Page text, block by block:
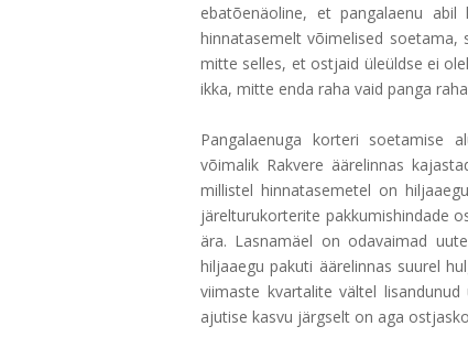
ebatõenäoline, et pangalaenu
hinnatasemelt võimelised soetama,
mitte selles, et ostjaid üleüldse ei
ikka, mitte enda raha vaid panga
Pangalaenuga korteri soetamise
võimalik Rakvere äärelinnas
millistel hinnatasemetel on
järelturukorterite pakkumishindade
ära. Lasnamäel on odavaimad
hiljaaegu pakuti äärelinnas suurel
viimaste kvartalite vältel
ajutise kasvu järgselt on aga